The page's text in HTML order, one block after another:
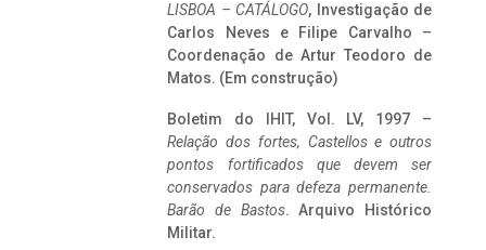
LISBOA – CATÁLOGO, Investigação de
Carlos Neves e Filipe Carvalho –
Coordenação de Artur Teodoro de
Matos. (Em construção)
Boletim do IHIT, Vol. LV, 1997 –
Relação dos fortes, Castellos e outros
pontos fortificados que devem ser
conservados para defeza permanente.
Barão de Bastos. Arquivo Histórico
Militar.